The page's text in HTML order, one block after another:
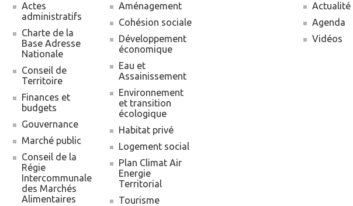
Actes
administratifs
Charte de la
Base Adresse
Nationale
Conseil de
Territoire
Finances et
budgets
Gouvernance
Marché public
Conseil de la
Régie
Intercommunale
des Marchés
Alimentaires
Aménagement
Cohésion sociale
Développement
économique
Eau et
Assainissement
Environnement
et transition
écologique
Habitat privé
Logement social
Plan Climat Air
Energie
Territorial
Tourisme
Actualité
Agenda
Vidéos